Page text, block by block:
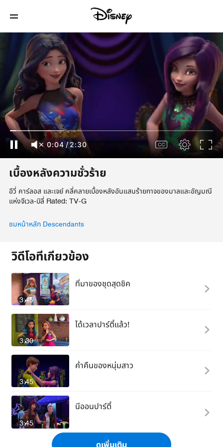
0:04 /2:30
เบื้องหลังความชั่วร้าย
อีวี่ คาร์ลอส และเจย์ คลี่คลายเบื้องหลังอันแสนร้ายกาจของมาลและอัญมณี
แห่งจีเวล-บิลี่ Rated: TV-G
ชมหน้าหลัก Descendants
วิดีโอที่เกี่ยวข้อง
3:45
ที่มาของชุดสุดชิค
3:30
ได้เวลาปาร์ตี้แล้ว!
3:45
ค่ำคืนของหนุ่มสาว
3:45
นีออนปาร์ตี้